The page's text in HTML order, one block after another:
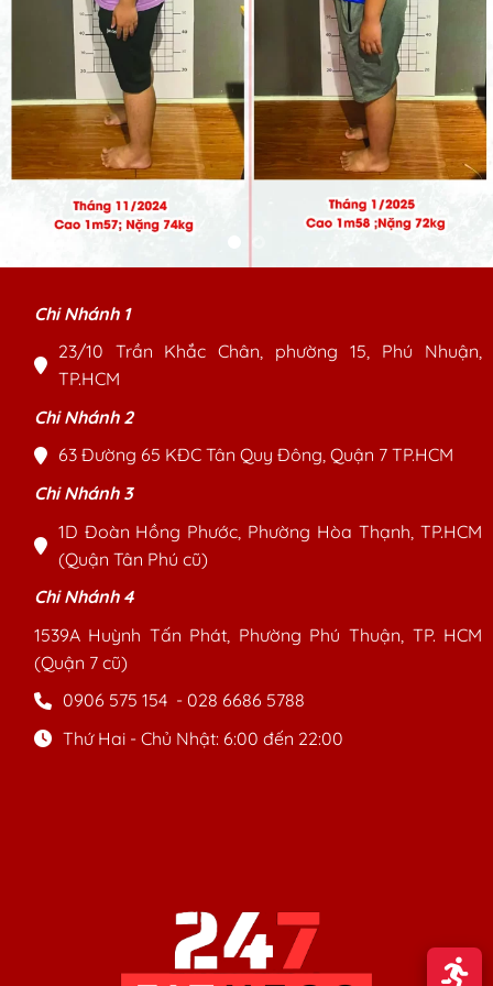
Chi Nhánh 1
23/10 Trần Khắc Chân, phường 15, Phú Nhuận,
TP.HCM
Chi Nhánh 2
63 Đường 65 KĐC Tân Quy Đông, Quận 7 TP.HCM
Chi Nhánh 3
1D Đoàn Hồng Phước, Phường Hòa Thạnh, TP.HCM
(Quận Tân Phú cũ)
Chi Nhánh 4
1539A Huỳnh Tấn Phát, Phường Phú Thuận, TP. HCM
(Quận 7 cũ)
0906 575 154- 028 6686 5788
Thứ Hai - Chủ Nhật: 6:00 đến 22:00